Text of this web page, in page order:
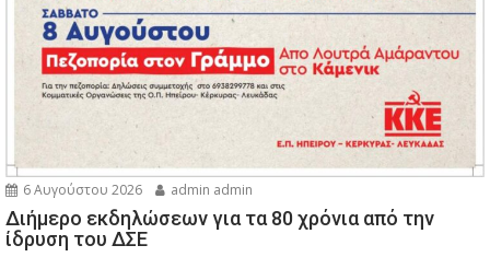
6 Αυγούστου 2026 admin admin
Διήμερο εκδηλώσεων για τα 80 χρόνια από την
ίδρυση του ΔΣΕ